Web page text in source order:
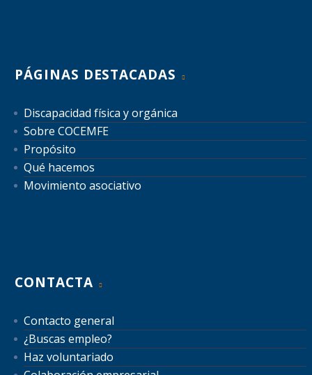
PÁGINAS DESTACADAS
Discapacidad física y orgánica
Sobre COCEMFE
Propósito
Qué hacemos
Movimiento asociativo
CONTACTA
Contacto general
¿Buscas empleo?
Haz voluntariado